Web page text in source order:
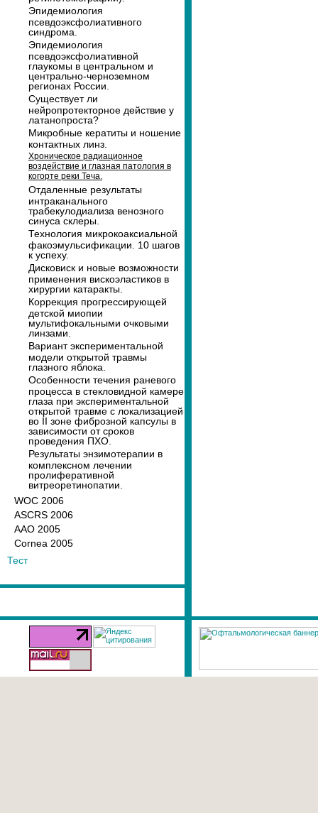
Эпидемиология
псевдоэксфолиативного
синдрома.
Эпидемиология
псевдоэксфолиативной
глаукомы в центральном и
центрально-черноземном
регионах России.
Существует ли
нейропротекторное действие у
латанопроста?
Микробные кератиты и ношение
контактных линз.
Хроническое радиационное
воздействие и глазная патология в
когорте реки Теча.
Отдаленные результаты
интраканального
трабекулодиализа венозного
синуса склеры.
Технология микрокоаксиальной
факоэмульсификации. 10 шагов
к успеху.
Дисковиск и новые возможности
применения вискоэластиков в
хирургии катаракты.
Коррекция прогрессирующей
детской миопии
мультифокальными очковыми
линзами.
Вариант экспериментальной
модели открытой травмы
глазного яблока.
Особенности течения раневого
процесса в стекловидной камере
глаза при экспериментальной
открытой травме с локализацией
во II зоне фиброзной капсулы в
зависимости от сроков
проведения ПХО.
Результаты энзимотерапии в
комплексном лечении
пролиферативной
витреоретинопатии.
WOC 2006
ASCRS 2006
AAO 2005
Cornea 2005
Тест